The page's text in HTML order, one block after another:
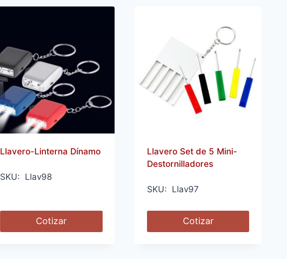
Llavero-Linterna Dínamo
SKU: Llav98
Cotizar
Llavero Set de 5 Mini-
Destornilladores
SKU: Llav97
Cotizar